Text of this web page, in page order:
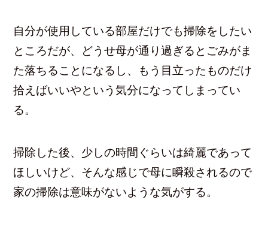
自分が使用している部屋だけでも掃除をしたい
ところだが、どうせ母が通り過ぎるとごみがま
た落ちることになるし、もう目立ったものだけ
拾えばいいやという気分になってしまってい
る。
掃除した後、少しの時間ぐらいは綺麗であって
ほしいけど、そんな感じで母に瞬殺されるので
家の掃除は意味がないような気がする。